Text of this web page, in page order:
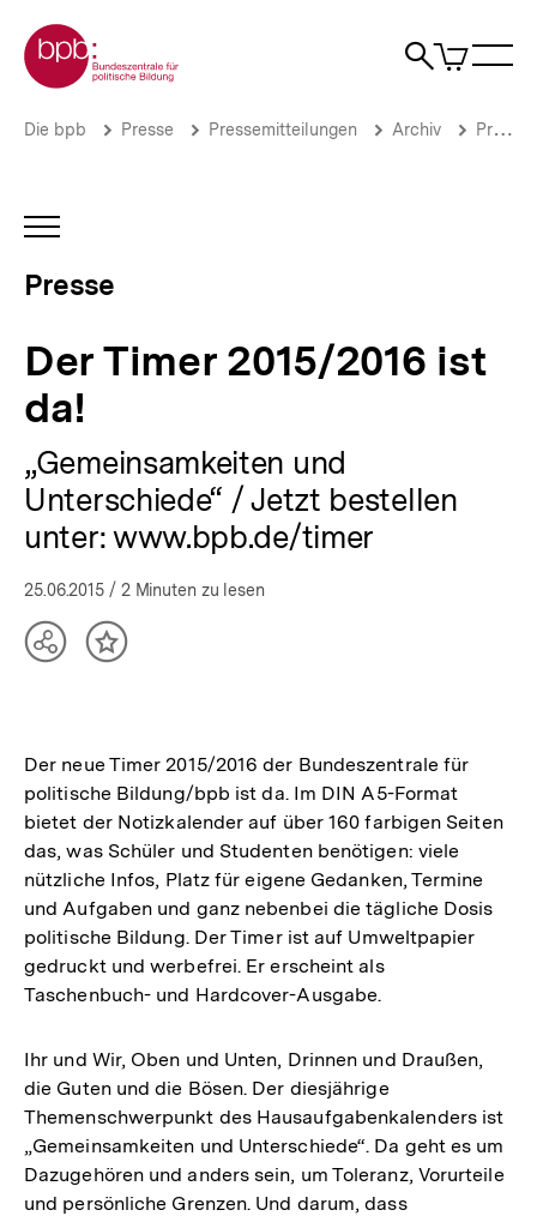
zum
Seiteninhalt
springen
Zur Startseite der bpb
Suche
Artikel
im
Der
da!
Brotkrümelnavigation
Pfadnavigation
Die bpb Presse Pressemitteilungen Archiv Pressemitteilungen 2015
INHALTSNAVIGATION
Presse
Der Timer 2015/2016 ist
da!
„Gemeinsamkeiten und
Unterschiede“ / Jetzt bestellen
unter: www.bpb.de/timer
25.06.2015 / 2 Minuten zu lesen
TeilenInhalt
Der neue Timer 2015/2016 der Bundeszentrale für
politische Bildung/bpb ist da. Im DIN A5-Format
bietet der Notizkalender auf über 160 farbigen Seiten
das, was Schüler und Studenten benötigen: viele
nützliche Infos, Platz für eigene Gedanken, Termine
und Aufgaben und ganz nebenbei die tägliche Dosis
politische Bildung. Der Timer ist auf Umweltpapier
gedruckt und werbefrei. Er erscheint als
Taschenbuch- und Hardcover-Ausgabe.
Ihr und Wir, Oben und Unten, Drinnen und Draußen,
die Guten und die Bösen. Der diesjährige
Themenschwerpunkt des Hausaufgabenkalenders ist
„Gemeinsamkeiten und Unterschiede“. Da geht es um
Dazugehören und anders sein, um Toleranz, Vorurteile
und persönliche Grenzen. Und darum, dass